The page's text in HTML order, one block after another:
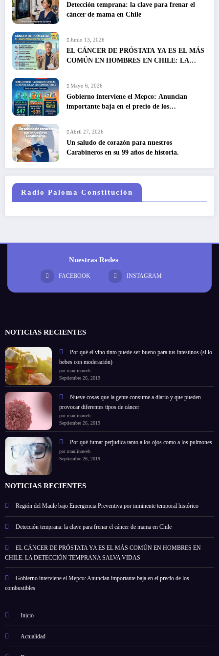
Detección temprana: la clave para frenar el
cáncer de mama en Chile
Junio 13, 2026
EL CÁNCER DE PRÓSTATA YA ES EL MÁS
COMÚN EN HOMBRES EN CHILE: LA
Mayo 6, 2026
Gobierno interviene el Mepco: Anuncian
importante baja en el precio de los
Abril 27, 2026
Un saludo de corazón para nuestros
Carabineros en su 99 años de historia.
Radio Paloma Constitución
Nuestras Redes
FACEBOOK INSTAGRAM
NOTICIAS RECIENTES
Por qué el vino tinto puede ser bueno para tus intestinos (si lo
bebes con moderación)
por maulinaweb
Septiembre 26, 2019
Nueve cosas que la gente consume a diario y que pueden
provocar diferentes tipos de cáncer
por maulinaweb
Septiembre 26, 2019
Por qué fumar perjudica tanto a los ojos como a los pulmones
por maulinaweb
Septiembre 26, 2019
NOTICIAS RECIENTES
Región del Maule bajo Emergencia Preventiva por inminente temporal histórico
Detección temprana: la clave para frenar el cáncer de mama en Chile
EL CÁNCER DE PRÓSTATA YA ES EL MÁS COMÚN EN HOMBRES EN
CHILE: LA DETECCIÓN TEMPRANA SALVA VIDAS
Gobierno interviene el Mepco: Anuncian importante baja en el precio de los
combustibles
Inicio
Actualidad